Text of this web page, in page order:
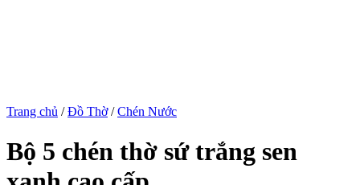
Trang chủ / Đồ Thờ / Chén Nước
Bộ 5 chén thờ sứ trắng sen